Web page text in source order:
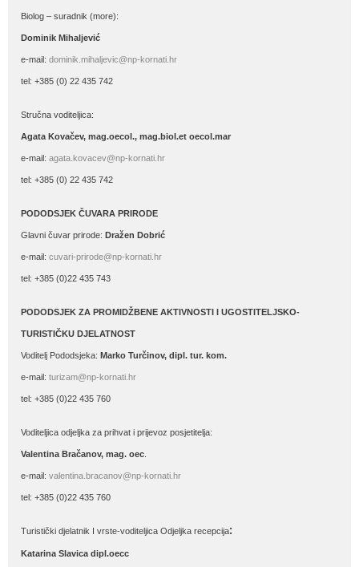
Biolog – suradnik (more):
Dominik Mihaljević
e-mail: dominik.mihaljevic@np-kornati.hr
tel: +385 (0) 22 435 742
Stručna voditeljica:
Agata Kovačev, mag.oecol., mag.biol.et oecol.mar
e-mail: agata.kovacev@np-kornati.hr
tel: +385 (0) 22 435 742
PODODSJEK ČUVARA PRIRODE
Glavni čuvar prirode: Dražen Dobrić
e-mail: cuvari-prirode@np-kornati.hr
tel: +385 (0)22 435 743
PODODSJEK ZA PROMIDŽBENE AKTIVNOSTI I UGOSTITELJSKO-
TURISTIČKU DJELATNOST
Voditelj Pododsjeka: Marko Turčinov, dipl. tur. kom.
e-mail: turizam@np-kornati.hr
tel: +385 (0)22 435 760
Voditeljica odjeljka za prihvat i prijevoz posjetitelja:
Valentina Bračanov, mag. oec
e-mail: valentina.bracanov@np-kornati.hr
tel: +385 (0)22 435 760
Turistički djelatnik I vrste-voditeljica Odjeljka recepcija:
Katarina Slavica dipl.oecc